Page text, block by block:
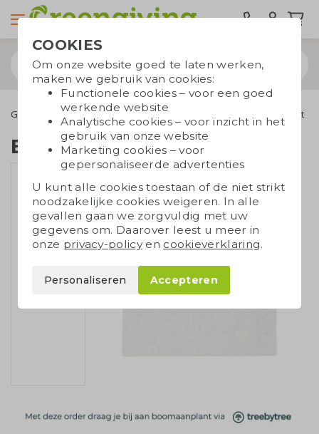
Groeipapier Groeipapier enveloppen Envelop DL onbedrukt
Envelop DL onbedrukt
COOKIES
Om onze website goed te laten werken,
maken we gebruik van cookies:
Functionele cookies – voor een goed
werkende website
Analytische cookies – voor inzicht in het
gebruik van onze website
Marketing cookies – voor
gepersonaliseerde advertenties
U kunt alle cookies toestaan of de niet strikt
noodzakelijke cookies weigeren. In alle
gevallen gaan we zorgvuldig met uw
gegevens om. Daarover leest u meer in
onze privacy-policyen cookieverklaring.
Personaliseren Accepteren